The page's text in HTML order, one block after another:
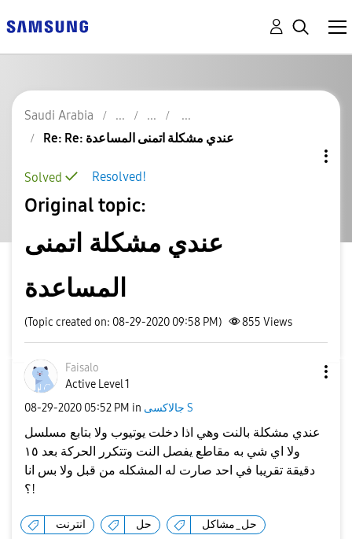
Saudi Arabia
Re: Re: عندي مشكلة اتمنى المساعدة
Resolved!
Solved
Original topic:
عندي مشكلة اتمنى
المساعدة
(Topic created on: 08-29-2020 09:58 PM) 855 Views
Faisalo
Active Level 1
‎08-29-2020 05:52 PM in جالاكسى S
عندي مشكلة بالنت وهي اذا دخلت يوتيوب ولا بتابع مسلسل
ولا اي شي به مقاطع يفصل النت وتتكرر الحركة بعد ١٥
دقيقة تقريبا في احد صارت له المشكله من قبل ولا بس انا
؟!
انترنت حل حل_مشاكل